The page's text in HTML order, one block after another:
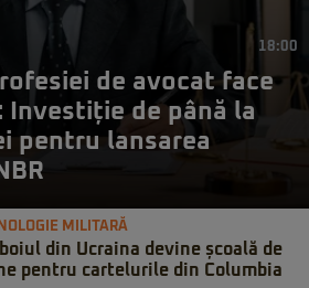
18:00
de avocat face
Investiție de până la
pentru lansarea
MILITARĂ
din Ucraina devine școală de
pentru cartelurile din Columbia